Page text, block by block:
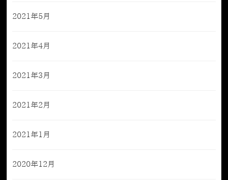
2021年5月
2021年4月
2021年3月
2021年2月
2021年1月
2020年12月